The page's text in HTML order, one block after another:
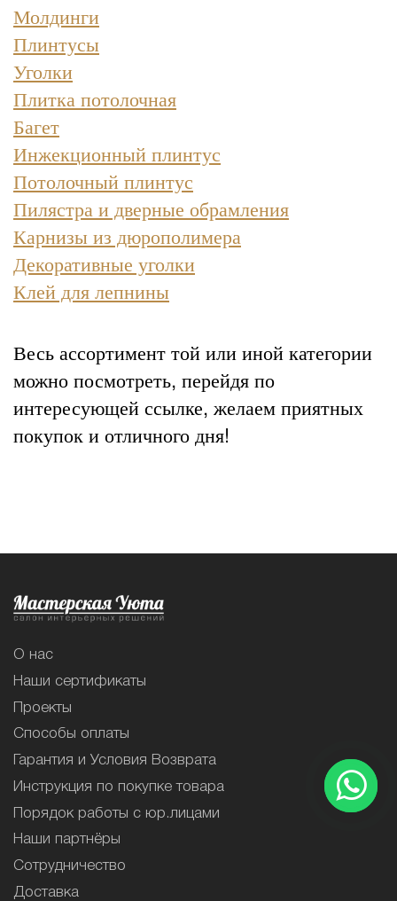
Молдинги
Плинтусы
Уголки
Плитка потолочная
Багет
Инжекционный плинтус
Потолочный плинтус
Пилястра и дверные обрамления
Карнизы из дюрополимера
Декоративные уголки
Клей для лепнины
Весь ассортимент той или иной категории
можно посмотреть, перейдя по
интересующей ссылке, желаем приятных
покупок и отличного дня!
О нас
Наши сертификаты
Проекты
Способы оплаты
Гарантия и Условия Возврата
Инструкция по покупке товара
Порядок работы с юр.лицами
Наши партнёры
Сотрудничество
Доставка